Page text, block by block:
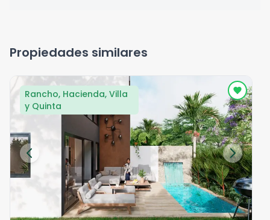
Propiedades similares
Rancho, Hacienda, Villa
y Quinta